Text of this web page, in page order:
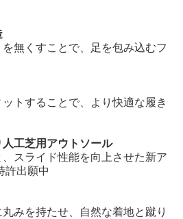
無くすことで、足を包み込むフ
トすることで、より快適な履き
工芝用アウトソール
スライド性能を向上させた新ア
許出願中
みを持たせ、自然な着地と蹴り